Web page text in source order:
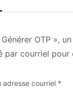
OTP »,
par courriel
adresse courriel *